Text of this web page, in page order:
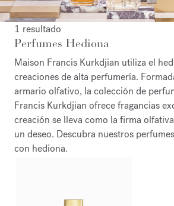
1 resultado
Perfumes Hediona
Maison Francis Kurkdjian utiliza el
creaciones de alta perfumería.
armario olfativo, la colección de
Francis Kurkdjian ofrece fragancias
creación se lleva como la firma
un deseo. Descubra nuestros
con hediona.